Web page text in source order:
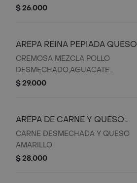
$ 26.000
AREPA REINA PEPIADA QUESO
MIXTO.
CREMOSA MEZCLA POLLO
DESMECHADO,AGUACATE
FRESCO,MAYONESA,QUESO
$ 29.000
AREPA DE CARNE Y QUESO
AMARILLO.
CARNE DESMECHADA Y QUESO
AMARILLO
$ 28.000